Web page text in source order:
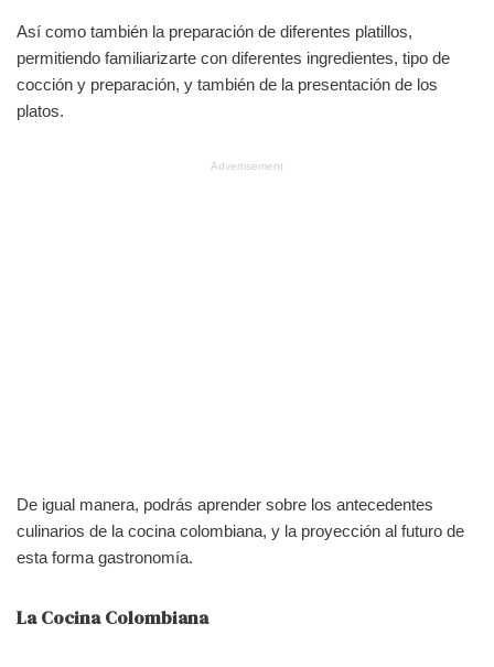
Así como también la preparación de diferentes platillos,
permitiendo familiarizarte con diferentes ingredientes, tipo de
cocción y preparación, y también de la presentación de los
platos.
Advertisement
De igual manera, podrás aprender sobre los antecedentes
culinarios de la cocina colombiana, y la proyección al futuro de
esta forma gastronomía.
La Cocina Colombiana